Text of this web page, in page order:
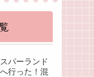
パーランド
行った！混